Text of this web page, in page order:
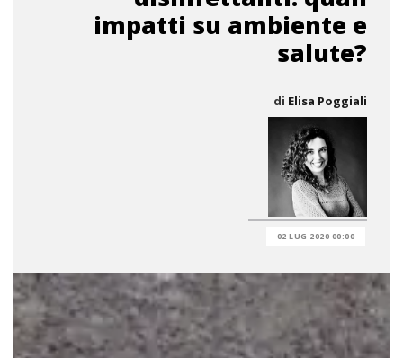
impatti su ambiente e
salute?
di Elisa Poggiali
02 LUG 2020 00:00